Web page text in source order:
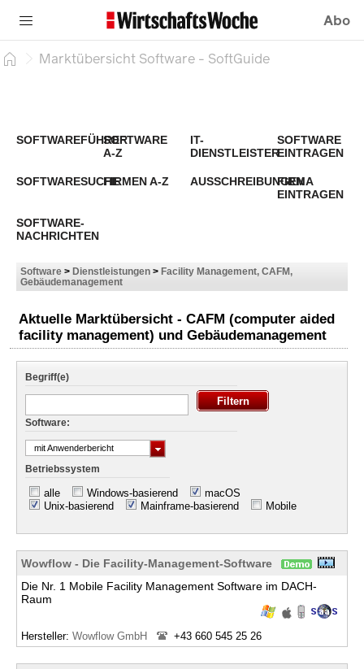
Abo
Marktübersicht Software - SoftGuide
SOFTWAREFÜHRERSOFTWARE
A-Z
IT-
DIENSTLEISTER
SOFTWARE
EINTRAGEN
SOFTWARESUCHEFIRMEN A-Z AUSSCHREIBUNGEN
FIRMA
EINTRAGEN
SOFTWARE-
NACHRICHTEN
Software > Dienstleistungen > Facility Management, CAFM,
Gebäudemanagement
Aktuelle Marktübersicht - CAFM (computer aided
facility management) und Gebäudemanagement
Begriff(e)
Software:
mit Anwenderbericht
Betriebssystem
alle Windows-basierend
macOS
Unix-basierend
Mainframe-basierend Mobile
Wowflow - Die Facility-Management-Software
Die Nr. 1 Mobile Facility Management Software im DACH-
Raum
Hersteller: Wowflow GmbH +43 660 545 25 26